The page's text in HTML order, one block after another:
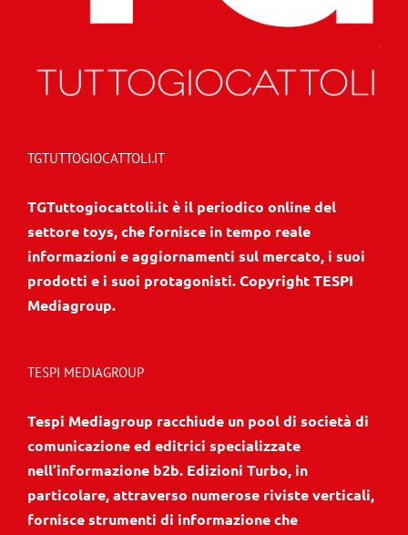
TGTUTTOGIOCATTOLI.IT
TGTuttogiocattoli.it è il periodico online del
settore toys, che fornisce in tempo reale
informazioni e aggiornamenti sul mercato, i suoi
prodotti e i suoi protagonisti. Copyright TESPI
Mediagroup.
TESPI MEDIAGROUP
Tespi Mediagroup racchiude un pool di società di
comunicazione ed editrici specializzate
nell’informazione b2b. Edizioni Turbo, in
particolare, attraverso numerose riviste verticali,
fornisce strumenti di informazione che